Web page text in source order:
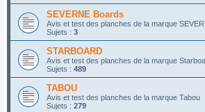
SEVERNE Boards
Avis et test des planches de la marque
Sujets : 3
STARBOARD
Avis et test des planches de la marque
Sujets : 489
TABOU
Avis et test des planches de la marque Tabou
Sujets : 279